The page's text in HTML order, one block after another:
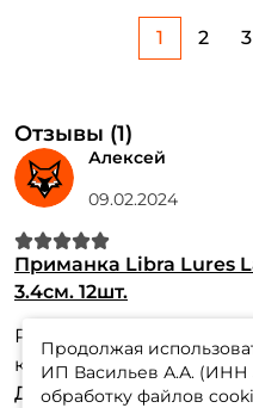
1 2 3
Отзывы (1)
Алексей
09.02.2024
Приманка Libra Lures
3.4см. 12шт.
Результативность на
коллег на магот
Достоинства:Главное
Продолжая
ИП Васильев А.А. (ИНН
обработку файлов